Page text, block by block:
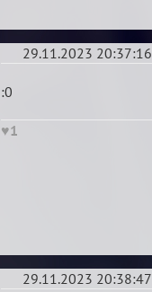
29.11.2023 20:37:16
Re:
Итоговый
индивидуальный
:0
♥1
29.11.2023 20:38:47